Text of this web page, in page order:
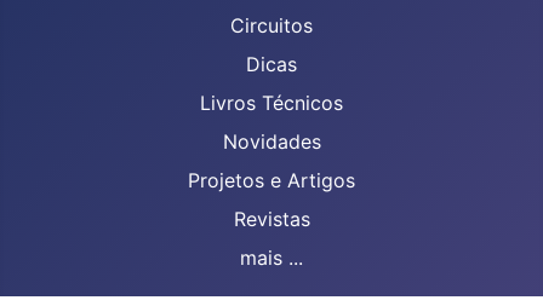
Circuitos
Dicas
Livros Técnicos
Novidades
Projetos e Artigos
Revistas
mais ...